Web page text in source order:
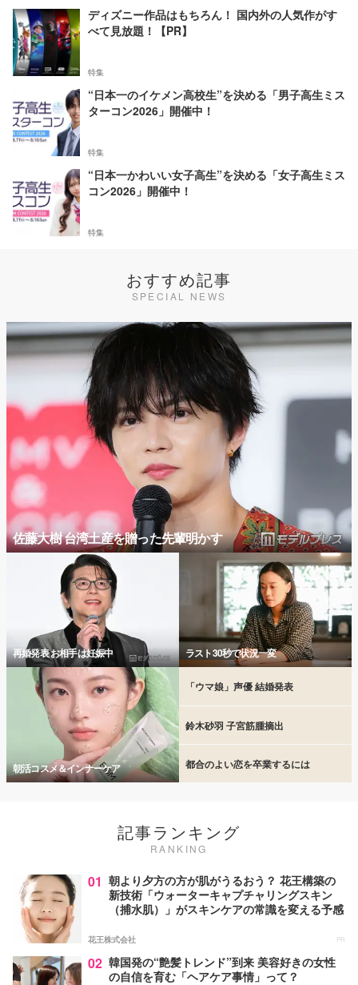
ディズニー作品はもちろん！ 国内外の人気作がす
べて見放題！【PR】
特集
“日本一のイケメン高校生”を決める「男子高生ミス
ターコン2026」開催中！
特集
“日本一かわいい女子高生”を決める「女子高生ミス
コン2026」開催中！
特集
おすすめ記事
SPECIAL NEWS
佐藤大樹 台湾土産を贈った先輩明かす
再婚発表 お相手は妊娠中 ラスト30秒で状況一変
朝活コスメ＆インナーケア
「ウマ娘」声優 結婚発表
鈴木砂羽 子宮筋腫摘出
都合のよい恋を卒業するには
記事ランキング
RANKING
01 朝より夕方の方が肌がうるおう？ 花王構築の
新技術「ウォーターキャプチャリングスキン
（捕水肌）」がスキンケアの常識を変える予感
花王株式会社 PR
02 韓国発の“艶髪トレンド”到来 美容好きの女性
の自信を育む「ヘアケア事情」って？